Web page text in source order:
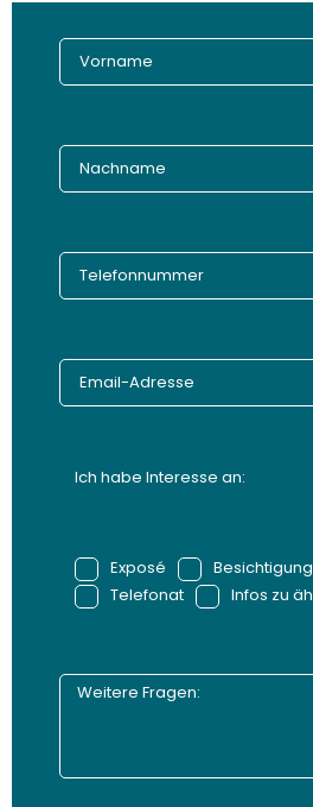
Ich habe Interesse an:
Exposé
Telefonat
Infos zu